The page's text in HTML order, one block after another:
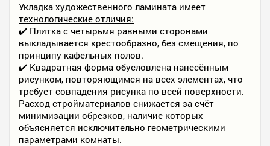
Укладка художественного ламината имеет
технологические отличия:
✔️ Плитка с четырьмя равными сторонами
выкладывается крестообразно, без смещения, по
принципу кафельных полов.
✔️ Квадратная форма обусловлена нанесённым
рисунком, повторяющимся на всех элементах, что
требует совпадения рисунка по всей поверхности.
Расход стройматериалов снижается за счёт
минимизации обрезков, наличие которых
объясняется исключительно геометрическими
параметрами комнаты.